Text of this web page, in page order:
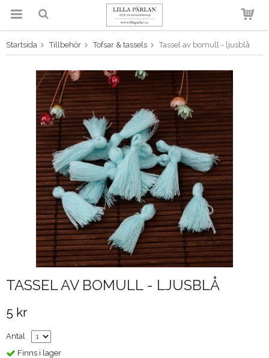
Produkten har blivit tillagd i
varukorgen
Startsida Tillbehör Tofsar & tassels Tassel av bomull - ljusblå
TASSEL AV BOMULL - LJUSBLÅ
5 kr
Antal
Finns i lager